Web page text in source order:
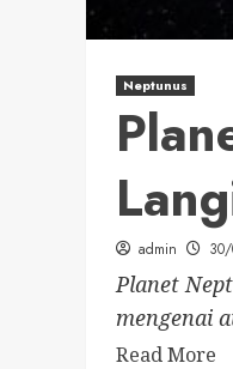
Neptunus
admin
Planet
mengenai
Read More